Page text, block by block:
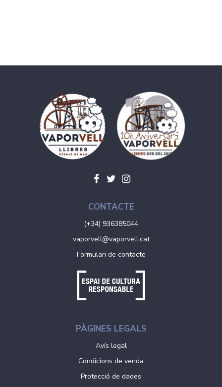
CONTACTE
(+34) 936385044
vaporvell@vaporvell.cat
Formulari de contacte
PÀGINES LEGALS
Avís legal
Condicions de venda
Protecció de dades